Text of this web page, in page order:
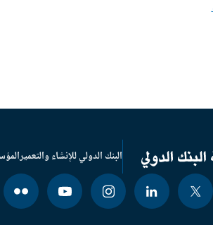
البنك الدولي للإنشاء والتعمير